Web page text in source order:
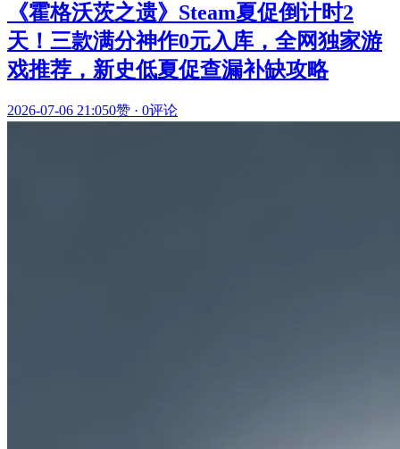
《霍格沃茨之遗》Steam夏促倒计时2
天！三款满分神作0元入库，全网独家游
戏推荐，新史低夏促查漏补缺攻略
2026-07-06 21:050赞 · 0评论